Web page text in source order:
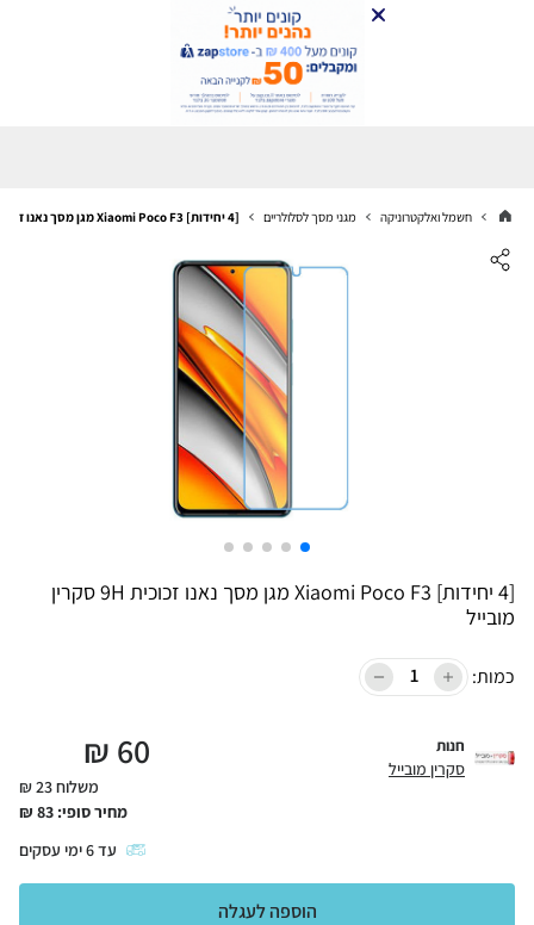
חשמל ואלקטרוניקה מגני מסך לסלולריים [4 יחידות] Xiaomi Poco F3 מגן מסך נאנו זכוכית 9H סקרין מובייל
[4 יחידות] Xiaomi Poco F3 מגן מסך נאנו זכוכית 9H סקרין
מובייל
כמות:
חנות
סקרין מובייל 60
₪
משלוח 23 ₪
מחיר סופי: 83
₪
עד6ימי עסקים
הוספה לעגלה